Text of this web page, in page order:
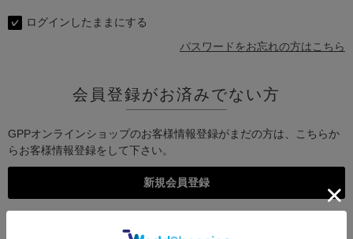
ログインしたままにする
パスワードをお忘れの方はこちら
会員登録がお済みでない方
GPPオンラインショップのお客様情報登録がまだの方は、こちらか
らお客様情報登録をして下さい。